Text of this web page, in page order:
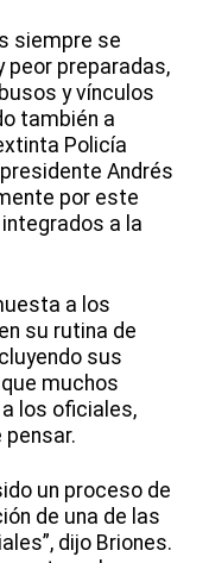
siempre se
peor preparadas,
y vínculos
también a
Policía
Andrés
por este
a la
a los
su rutina de
sus
muchos
los oficiales,
un proceso de
de una de las
dijo Briones.